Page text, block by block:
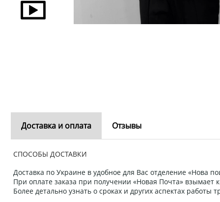
Доставка и оплата Отзывы
СПОСОБЫ ДОСТАВКИ
Доставка по Украине в удобное для Вас отделение «Нова
При оплате заказа при получении «Новая Почта»
Более детально узнать о сроках и других аспектах